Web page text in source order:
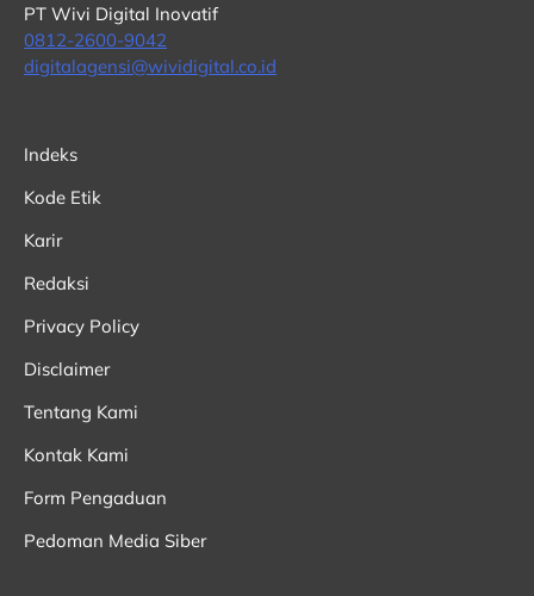
PT Wivi Digital Inovatif
0812-2600-9042
digitalagensi@wividigital.co.id
Indeks
Kode Etik
Karir
Redaksi
Privacy Policy
Disclaimer
Tentang Kami
Kontak Kami
Form Pengaduan
Pedoman Media Siber